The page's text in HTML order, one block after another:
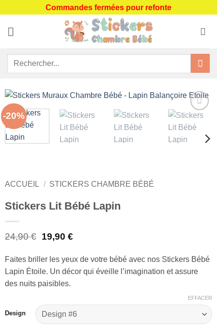
contenu
Commandes fermées pour refonte
Recherche
-20%
Ajouter
à la liste
souhaits
ACCUEIL / STICKERS CHAMBRE BÉBÉ
Stickers Lit Bébé Lapin
24,90€ Le
initial
était :
24,90 €.
19,90 €Le
actuel
est :
19,90 €.
Faites briller les yeux de votre bébé avec nos Stickers Bébé
Lapin Étoile. Un décor qui éveille l’imagination et assure
des nuits paisibles.
Design
EFFACER